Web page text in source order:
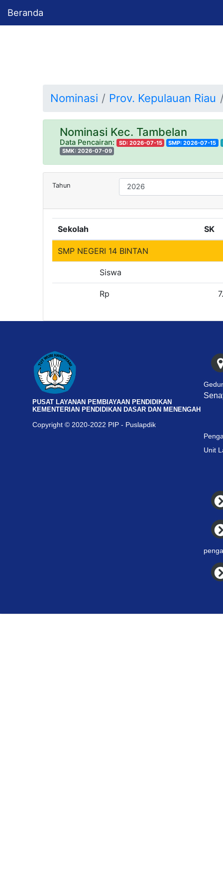
Beranda
Nominasi Prov. Kepulauan Riau
Nominasi Kec. Tambelan
Data Pencairan: SD: 2026-07-15 SMP: 2026-07-15
SMK: 2026-07-09
Tahun
Sekolah SK
SMP NEGERI 14 BINTAN
Siswa
Rp
PUSAT LAYANAN PEMBIAYAAN PENDIDIKAN
KEMENTERIAN PENDIDIKAN DASAR DAN MENENGAH
Copyright © 2020-2022 PIP - Puslapdik
Unit